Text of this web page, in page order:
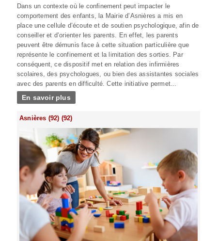
Dans un contexte où le confinement peut impacter le
comportement des enfants, la Mairie d’Asnières a mis en
place une cellule d’écoute et de soutien psychologique, afin de
conseiller et d’orienter les parents. En effet, les parents
peuvent être démunis face à cette situation particulière que
représente le confinement et la limitation des sorties. Par
conséquent, ce dispositif met en relation des infirmières
scolaires, des psychologues, ou bien des assistantes sociales
avec des parents en difficulté. Cette initiative permet...
En savoir plus
Asnières (92) (92)